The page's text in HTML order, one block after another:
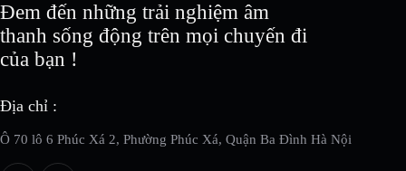
Đem đến những trải nghiệm âm
thanh sống động trên mọi chuyến đi
của bạn !
Địa chỉ :
Ô 70 lô 6 Phúc Xá 2, Phường Phúc Xá, Quận Ba Đình Hà Nội